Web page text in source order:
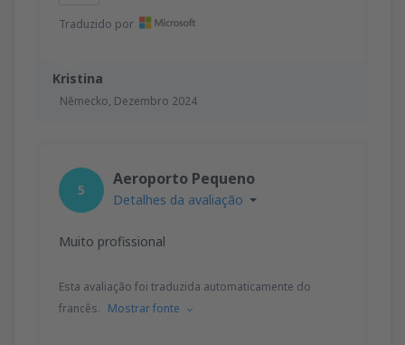
Kristina
Německo, Dezembro 2024
Traduzido por
5
Aeroporto Pequeno
Detalhes da avaliação
Muito profissional
Esta avaliação foi traduzida automaticamente do
francês. Mostrar fonte